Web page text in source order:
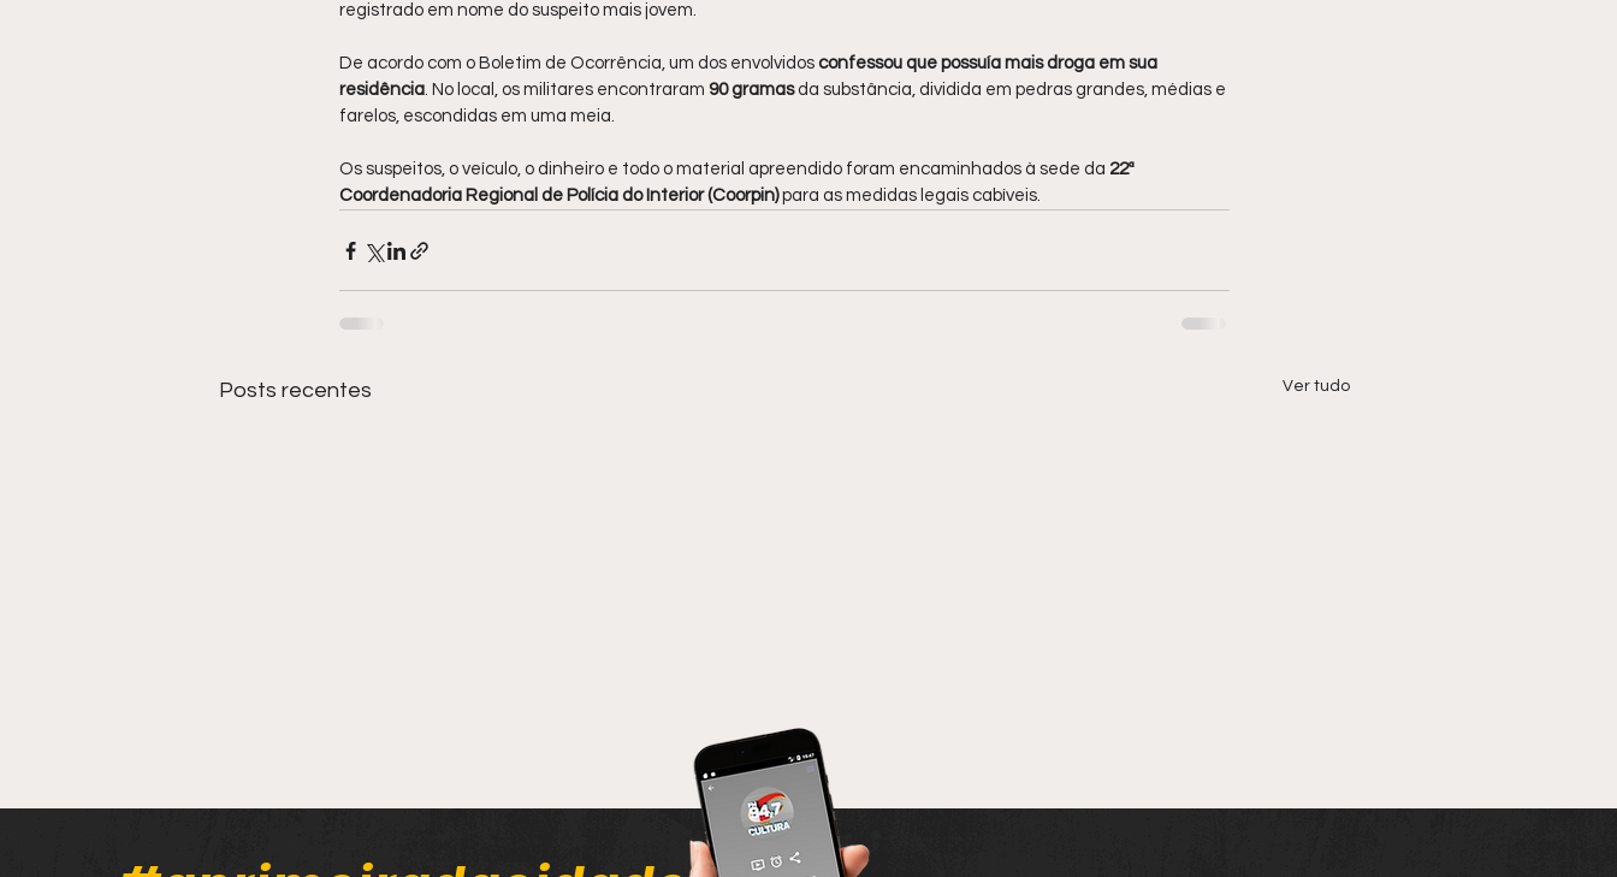
registrado em nome do suspeito mais jovem.
De acordo com o Boletim de Ocorrência, um dos envolvidos confessou que possuía mais droga em sua
residência. No local, os militares encontraram 90 gramas da substância, dividida em pedras grandes, médias e
farelos, escondidas em uma meia.
Os suspeitos, o veículo, o dinheiro e todo o material apreendido foram encaminhados à sede da 22ª
Coordenadoria Regional de Polícia do Interior (Coorpin) para as medidas legais cabíveis.
Posts recentes Ver tudo